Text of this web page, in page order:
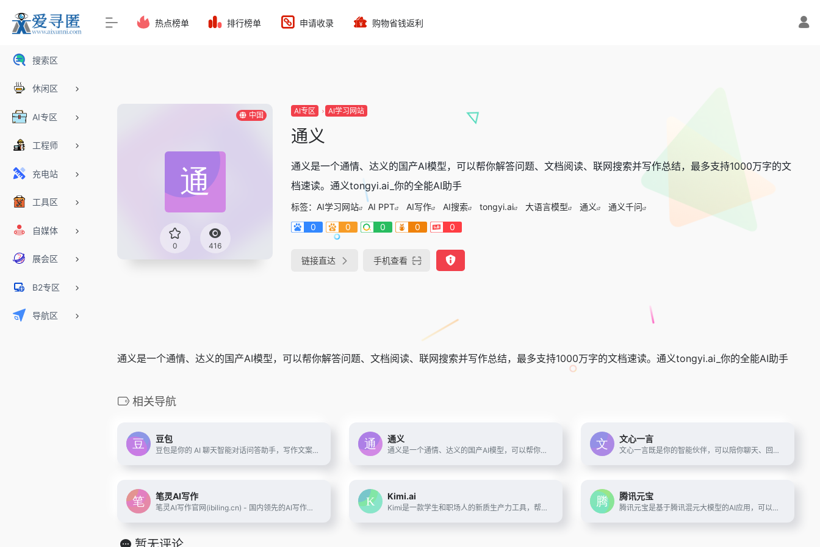
搜索区
休闲区
AI专区
工程师
充电站
工具区
自媒体
展会区
B2专区
导航区
热点榜单 排行榜单 申请收录 购物省钱返利
中国
0 416
AI专区 AI学习网站
通义
通义是一个通情、达义的国产AI模型，可以帮你解答问题、文档阅读、联网搜索并写作总结，最多支持1000万字的文
档速读。通义tongyi.ai_你的全能AI助手
标签： AI学习网站 AI PPT AI写作 AI搜索 tongyi.ai 大语言模型 通义
通义千问
0
0 0 0 0
链接直达 手机查看
通义是一个通情、达义的国产AI模型，可以帮你解答问题、文档阅读、联网搜索并写作总结，最多支持1000万字的文档速读。通义tongyi.ai_你的全能AI助手
相关导航
豆包
豆包是你的 AI 聊天智能对话问答助手，写作文案翻译情感陪伴编程全能工具。豆包为你答疑解惑，提供灵感，辅助创作，也可以和你畅聊任何你感兴趣的话题。
通义
通义是一个通情、达义的国产AI模型，可以帮你解答问题、文档阅读、联网搜索并写作总结，最多支持1000万字的文档速读。通义tongyi.ai_你的全能AI助手
文心一言
文心一言既是你的智能伙伴，可以陪你聊天、回答问题、画图识图；也是你的AI助手，可以提供灵感、撰写文案、阅读文档、智能翻译，帮你高效完成工作和学习任务。
笔灵AI写作
笔灵AI写作官网(ibiling.cn) - 国内领先的AI写作助手与智能工具。专为提高写作效率而设计，提供免费的AI文章改写、论文辅助、商业计划书撰写等服务。无论是学术写作还是商业文案，笔灵AI写作都能快速生成高质量内容，简化您的写作过程。
Kimi.ai
Kimi是一款学生和职场人的新质生产力工具，帮你解读论文，策划方案，创作小说，写代码查BUG，多语言翻译，有问题问Kimi，一键解决你的所有难题
腾讯元宝
腾讯元宝是基于腾讯混元大模型的AI应用，可以帮你写作绘画文案翻译编程搜索阅读总结的全能助手